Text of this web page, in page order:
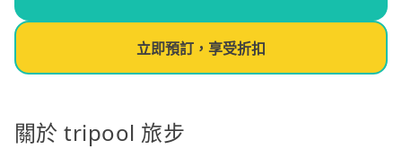
立即預訂，享受折扣
關於 tripool 旅步